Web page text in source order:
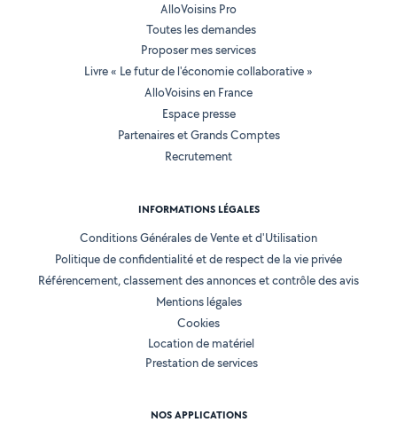
AlloVoisins Pro
Toutes les demandes
Proposer mes services
Livre « Le futur de l'économie collaborative »
AlloVoisins en France
Espace presse
Partenaires et Grands Comptes
Recrutement
INFORMATIONS LÉGALES
Conditions Générales de Vente et d'Utilisation
Politique de confidentialité et de respect de la vie privée
Référencement, classement des annonces et contrôle des avis
Mentions légales
Cookies
Location de matériel
Prestation de services
NOS APPLICATIONS